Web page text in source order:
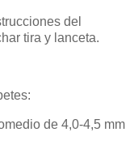
del
tira y lanceta.
de 4,0-4,5 mm